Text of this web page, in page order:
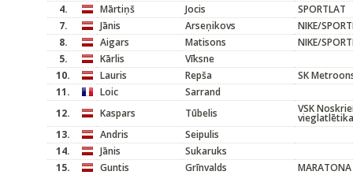
4.
Mārtiņš Jocis
SPORTLAT
7.
Jānis Arseņikovs
NIKE/
8.
Aigars Matisons
NIKE/
5.
Kārlis
Vīksne
10.
Lauris Repša
SK
11.
Loic
Sarrand
12.
Kaspars Tūbelis VSK
13.
Andris
Seipulis
14.
Jānis
Sukaruks
15.
Guntis Grīnvalds
MARATONA